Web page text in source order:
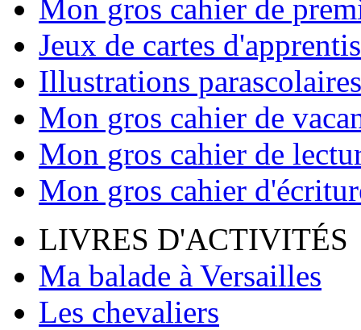
Mon gros cahier de
Jeux de cartes
Illustrations parascolaires
Mon gros cahier de
Mon gros cahier de
Mon gros cahier
LIVRES D'ACTIVITÉS
Ma balade à Versailles
Les chevaliers